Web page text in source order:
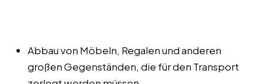
Abbau von Möbeln, Regalen und anderen
großen Gegenständen, die für den Transport